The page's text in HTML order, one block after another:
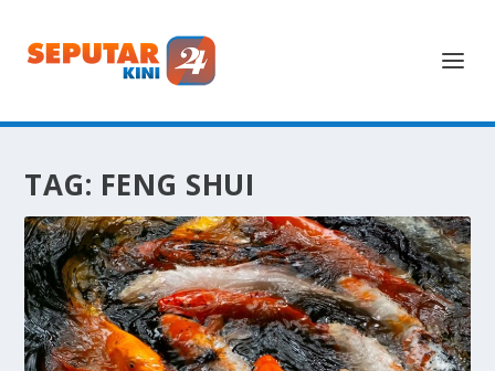
TAG: FENG SHUI